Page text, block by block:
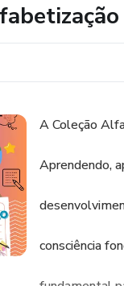
A Coleção
Aprendendo,
consciência